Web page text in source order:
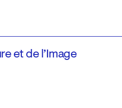
et de l’Image